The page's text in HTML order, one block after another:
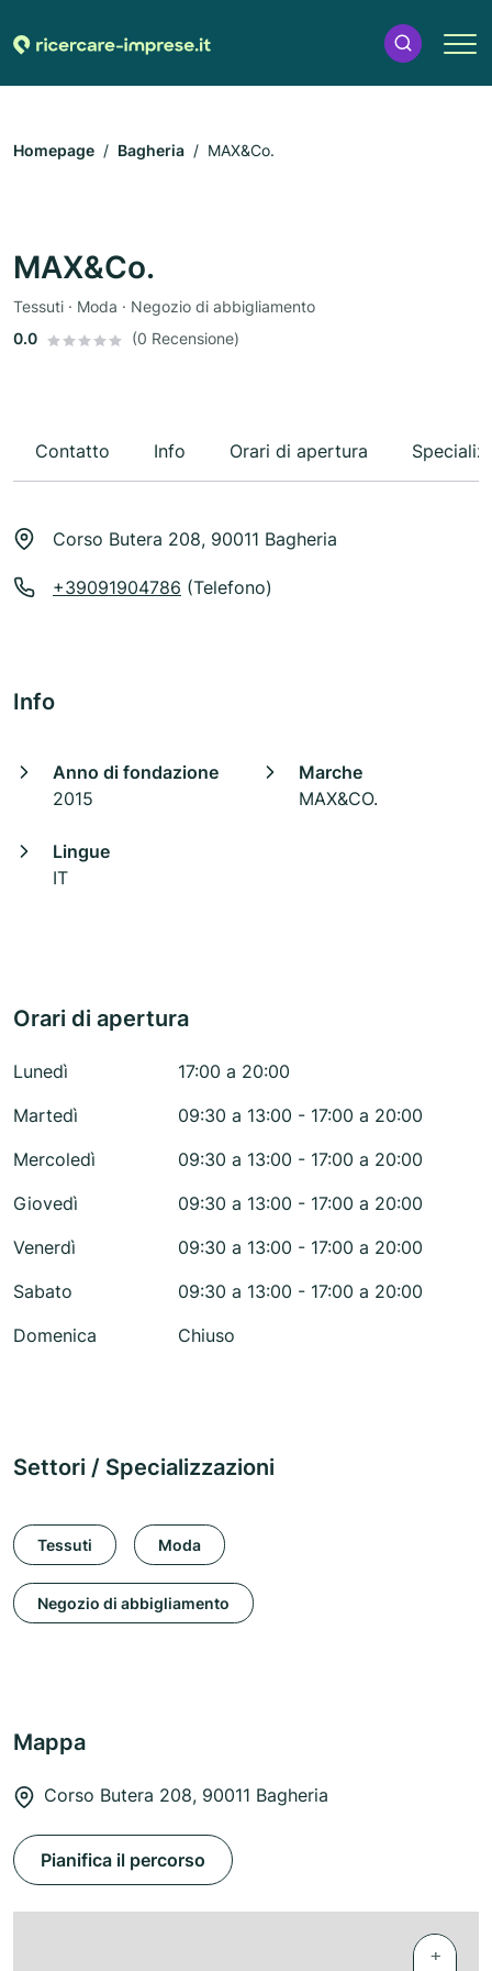
Homepage Bagheria MAX&Co.
MAX&Co.
Tessuti · Moda · Negozio di abbigliamento
0.0
(0 Recensione)
Contatto Info Orari di apertura
Corso Butera 208, 90011 Bagheria
+39091904786 (Telefono)
Info
Anno di fondazione
2015
Marche
MAX&CO.
Lingue
IT
Orari di apertura
Lunedì
17:00 a 20:00
Martedì
09:30 a 13:00 - 17:00 a 20:00
Mercoledì
09:30 a 13:00 - 17:00 a 20:00
Giovedì
09:30 a 13:00 - 17:00 a 20:00
Venerdì
09:30 a 13:00 - 17:00 a 20:00
Sabato
09:30 a 13:00 - 17:00 a 20:00
Domenica
Chiuso
Settori / Specializzazioni
Tessuti Moda
Negozio di abbigliamento
Mappa
Corso Butera 208, 90011 Bagheria
Pianifica il percorso
+